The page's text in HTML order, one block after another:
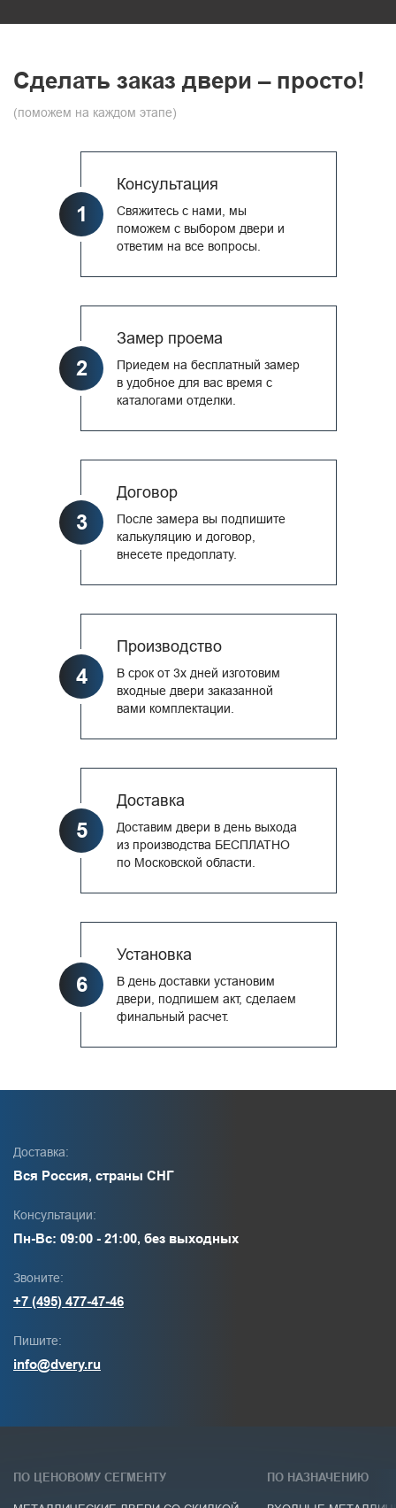
Сделать заказ двери – просто!
(поможем на каждом этапе)
1
Консультация
Свяжитесь с нами, мы
поможем с выбором двери и
ответим на все вопросы.
2
Замер проема
Приедем на бесплатный замер
в удобное для вас время с
каталогами отделки.
3
Договор
После замера вы подпишите
калькуляцию и договор,
внесете предоплату.
4
Производство
В срок от 3х дней изготовим
входные двери заказанной
вами комплектации.
5
Доставка
Доставим двери в день выхода
из производства БЕСПЛАТНО
по Московской области.
6
Установка
В день доставки установим
двери, подпишем акт, сделаем
финальный расчет.
Доставка:
Вся Россия, страны СНГ
Консультации:
Пн-Вс: 09:00 - 21:00, без выходных
Звоните:
+7 (495) 477-47-46
Пишите:
info@dvery.ru
ПО ЦЕНОВОМУ СЕГМЕНТУ ПО НАЗНАЧЕНИЮ